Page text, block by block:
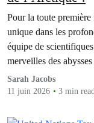
Pour la toute
unique dans les
équipe de
merveilles des
moins connues de la
a…
Sarah Jacobs
11 juin 2026
3 min